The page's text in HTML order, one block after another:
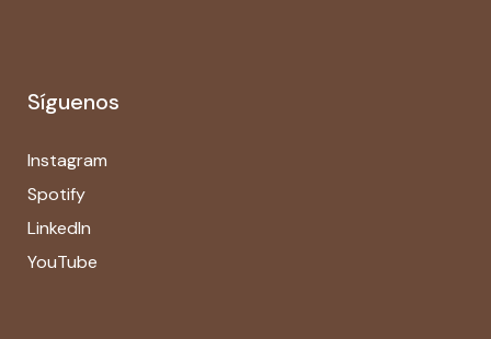
Síguenos
Instagram
Spotify
LinkedIn
YouTube